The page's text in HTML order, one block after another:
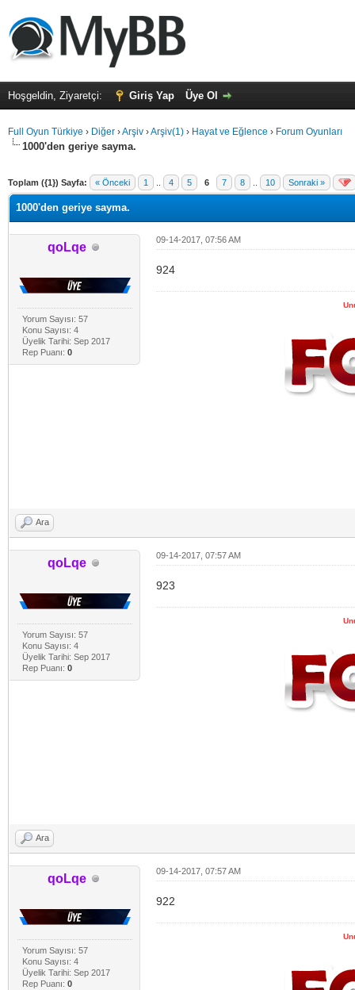
Hoşgeldin, Ziyaretçi: Giriş Yap Üye Ol
Full Oyun Türkiye › Diğer ›Arşiv ›Arşiv(1) › Hayat ve Eğlence › Forum Oyunları
1000'den geriye sayma.
Toplam ({1}) Sayfa: « Önceki 1 4 5 6 7 8 10 Sonraki »
0
1000'den geriye sayma.
qoLqe
Yorum Sayısı: 57
Konu Sayısı: 4
Üyelik Tarihi: Sep 2017
Rep Puanı: 0
09-14-2017, 07:56 AM
924
Ara
qoLqe
Yorum Sayısı: 57
Konu Sayısı: 4
Üyelik Tarihi: Sep 2017
Rep Puanı: 0
09-14-2017, 07:57 AM
923
Ara
qoLqe
Yorum Sayısı: 57
Konu Sayısı: 4
Üyelik Tarihi: Sep 2017
Rep Puanı: 0
09-14-2017, 07:57 AM
922